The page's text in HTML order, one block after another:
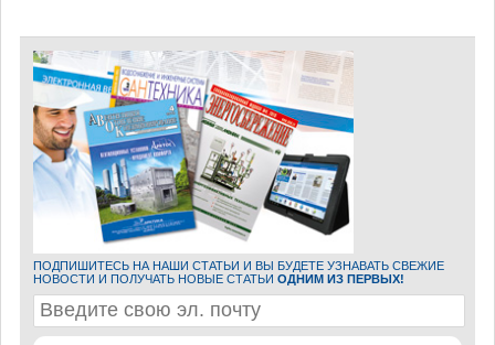
ПОДПИШИТЕСЬ НА НАШИ СТАТЬИ И ВЫ БУДЕТЕ УЗНАВАТЬ СВЕЖИЕ
НОВОСТИ И ПОЛУЧАТЬ НОВЫЕ СТАТЬИ ОДНИМ ИЗ ПЕРВЫХ!